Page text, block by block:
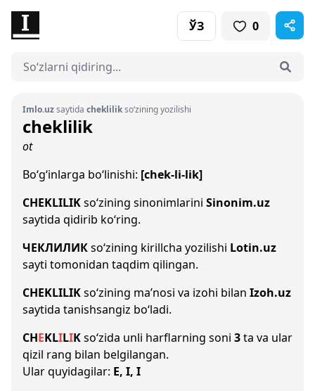
ЎЗ 0
Imlo.uzsaytida cheklilikso‘zining yozilishi
cheklilik
ot
Bo‘g‘inlarga bo‘linishi: [chek-li-lik]
CHEKLILIKso‘zining sinonimlarini Sinonim.uz
saytida qidirib ko‘ring.
ЧЕКЛИЛИКso‘zining kirillcha yozilishi Lotin.uz
sayti tomonidan taqdim qilingan.
CHEKLILIKso‘zining ma’nosi va izohi bilan Izoh.uz
saytida tanishsangiz bo‘ladi.
CHEKLILIKso‘zida unli harflarning soni 3ta va ular
qizil rang bilan belgilangan.
Ular quyidagilar: E, I, I